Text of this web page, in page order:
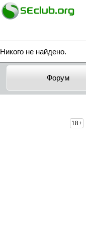
Никого не найдено.
Форум
18+